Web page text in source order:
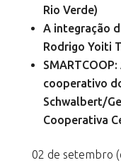
Rio Verde)
A integração
Rodrigo Yoiti
cooperativo
Schwalbert/
Cooperativa
02 de setembro